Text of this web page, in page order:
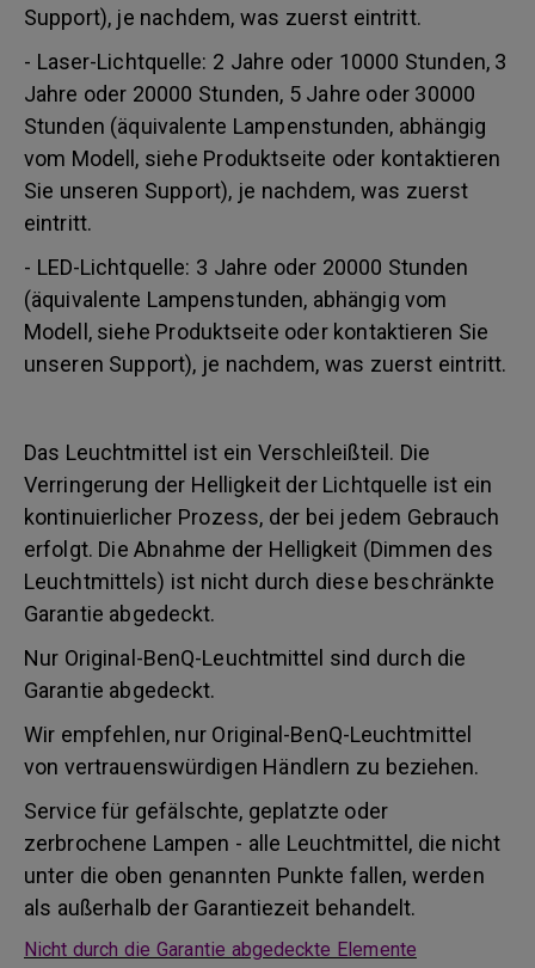
Support), je nachdem, was zuerst eintritt.
- Laser-Lichtquelle: 2 Jahre oder 10000 Stunden, 3
Jahre oder 20000 Stunden, 5 Jahre oder 30000
Stunden (äquivalente Lampenstunden, abhängig
vom Modell, siehe Produktseite oder kontaktieren
Sie unseren Support), je nachdem, was zuerst
eintritt.
- LED-Lichtquelle: 3 Jahre oder 20000 Stunden
(äquivalente Lampenstunden, abhängig vom
Modell, siehe Produktseite oder kontaktieren Sie
unseren Support), je nachdem, was zuerst eintritt.
Das Leuchtmittel ist ein Verschleißteil. Die
Verringerung der Helligkeit der Lichtquelle ist ein
kontinuierlicher Prozess, der bei jedem Gebrauch
erfolgt. Die Abnahme der Helligkeit (Dimmen des
Leuchtmittels) ist nicht durch diese beschränkte
Garantie abgedeckt.
Nur Original-BenQ-Leuchtmittel sind durch die
Garantie abgedeckt.
Wir empfehlen, nur Original-BenQ-Leuchtmittel
von vertrauenswürdigen Händlern zu beziehen.
Service für gefälschte, geplatzte oder
zerbrochene Lampen - alle Leuchtmittel, die nicht
unter die oben genannten Punkte fallen, werden
als außerhalb der Garantiezeit behandelt.
Nicht durch die Garantie abgedeckte Elemente